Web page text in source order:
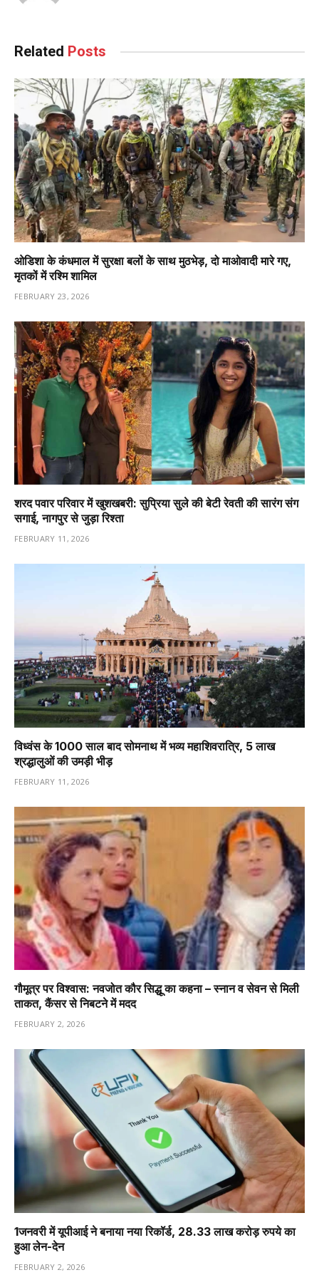
Related Posts
ओडिशा के कंधमाल में सुरक्षा बलों के साथ मुठभेड़, दो माओवादी मारे गए,
मृतकों में रश्मि शामिल
FEBRUARY 23, 2026
शरद पवार परिवार में खुशखबरी: सुप्रिया सुले की बेटी रेवती की सारंग संग
सगाई, नागपुर से जुड़ा रिश्ता
FEBRUARY 11, 2026
विध्वंस के 1000 साल बाद सोमनाथ में भव्य महाशिवरात्रि, 5 लाख
श्रद्धालुओं की उमड़ी भीड़
FEBRUARY 11, 2026
गौमूत्र पर विश्वास: नवजोत कौर सिद्धू का कहना – स्नान व सेवन से मिली
ताकत, कैंसर से निबटने में मदद
FEBRUARY 2, 2026
1️जनवरी में यूपीआई ने बनाया नया रिकॉर्ड, 28.33 लाख करोड़ रुपये का
हुआ लेन-देन
FEBRUARY 2, 2026